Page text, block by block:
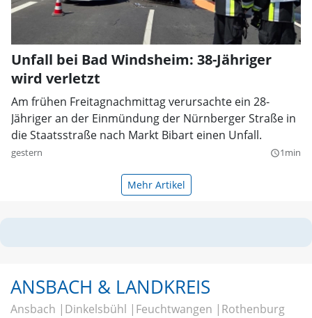
Unfall bei Bad Windsheim: 38-Jähriger
wird verletzt
Am frühen Freitagnachmittag verursachte ein 28-
Jähriger an der Einmündung der Nürnberger Straße in
die Staatsstraße nach Markt Bibart einen Unfall.
gestern query_builder1min
Mehr Artikel
ANSBACH & LANDKREIS
Ansbach Dinkelsbühl Feuchtwangen Rothenburg